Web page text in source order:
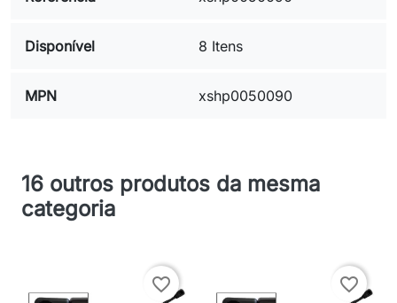
Disponível 8 Itens
MPN xshp0050090
16 outros produtos da mesma
categoria
favorite_border favorite_border